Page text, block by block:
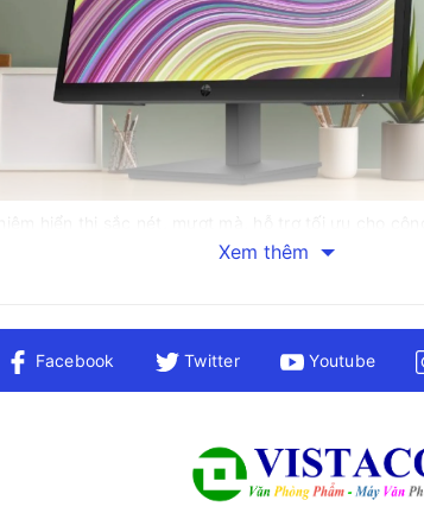
trường làm việc văn phòng cũng như làm việc
diện
mỏng hiện đại giúp tiết kiệm không gian và
mắt khi sử dụng lâu dài. Ngoài ra, màn hình còn
màn hình máy tính HP P22v G5 chính hãng
Xem thêm
Facebook Twitter Youtube